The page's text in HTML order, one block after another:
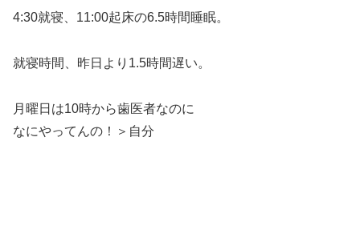
4:30就寝、11:00起床の6.5時間睡眠。
就寝時間、昨日より1.5時間遅い。
月曜日は10時から歯医者なのに
なにやってんの！＞自分